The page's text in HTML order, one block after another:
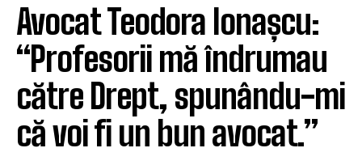
Avocat Teodora Ionașcu:
“Profesorii mă îndrumau
către Drept, spunându-mi
că voi fi un bun avocat.”